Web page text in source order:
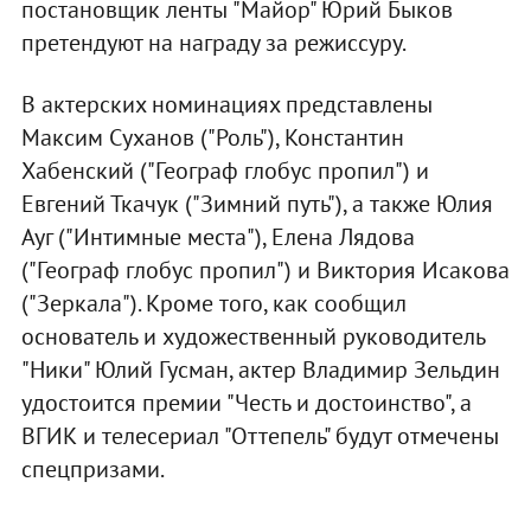
постановщик ленты "Майор" Юрий Быков
претендуют на награду за режиссуру.
В актерских номинациях представлены
Максим Суханов ("Роль"), Константин
Хабенский ("Географ глобус пропил") и
Евгений Ткачук ("Зимний путь"), а также Юлия
Ауг ("Интимные места"), Елена Лядова
("Географ глобус пропил") и Виктория Исакова
("Зеркала"). Кроме того, как сообщил
основатель и художественный руководитель
"Ники" Юлий Гусман, актер Владимир Зельдин
удостоится премии "Честь и достоинство", а
ВГИК и телесериал "Оттепель" будут отмечены
спецпризами.